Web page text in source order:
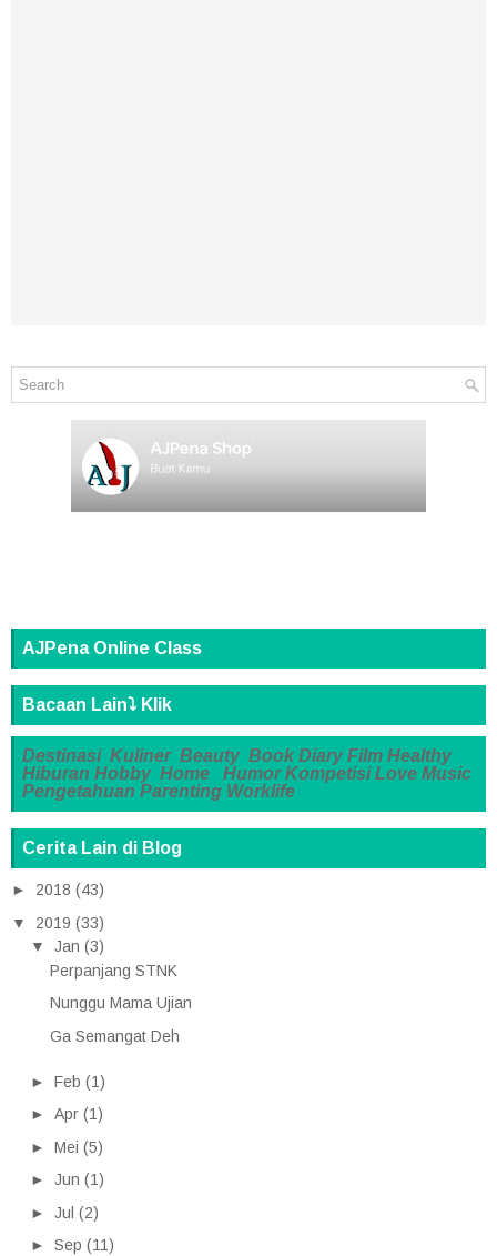
AJPena Online Class
Bacaan Lain⤵️ Klik
Destinasi Kuliner Beauty Book Diary Film Healthy
Hiburan Hobby Home Humor Kompetisi Love Music
Pengetahuan Parenting Worklife
Cerita Lain di Blog
► 2018 (43)
▼
2019 (33)
▼
Jan (3)
Perpanjang STNK
Nunggu Mama Ujian
Ga Semangat Deh
► Feb (1)
► Apr (1)
► Mei (5)
► Jun (1)
► Jul (2)
► Sep (11)